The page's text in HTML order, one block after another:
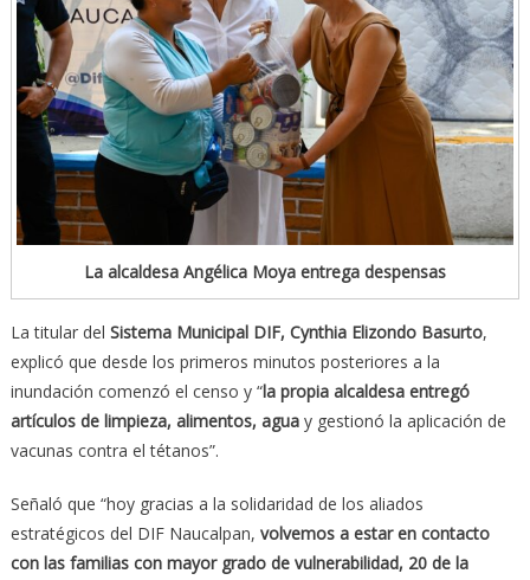
La alcaldesa Angélica Moya entrega despensas
La titular del Sistema Municipal DIF, Cynthia Elizondo Basurto,
explicó que desde los primeros minutos posteriores a la
inundación comenzó el censo y “la propia alcaldesa entregó
artículos de limpieza, alimentos, aguay gestionó la aplicación de
vacunas contra el tétanos”.
Señaló que “hoy gracias a la solidaridad de los aliados
estratégicos del DIF Naucalpan, volvemos a estar en contacto
con las familias con mayor grado de vulnerabilidad, 20 de la